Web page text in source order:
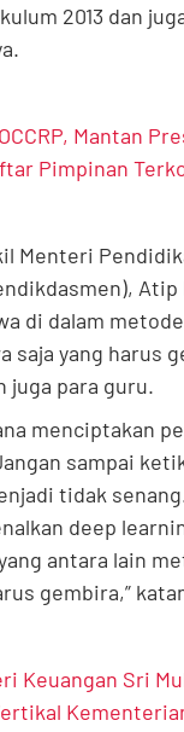
2013 dan
Mantan
Pimpinan
Menteri
di dalam
saja yang harus
juga para guru.
menciptakan
sampai
tidak
deep
antara lain
gembira,”
Keuangan Sri